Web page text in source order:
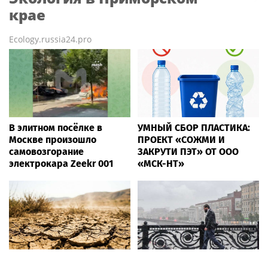
крае
Ecology.russia24.pro
В элитном посёлке в
Москве произошло
самовозгорание
электрокара Zeekr 001
УМНЫЙ СБОР ПЛАСТИКА:
ПРОЕКТ «СОЖМИ И
ЗАКРУТИ ПЭТ» ОТ ООО
«МСК-НТ»